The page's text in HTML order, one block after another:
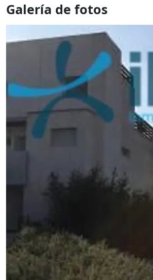
Galería de fotos